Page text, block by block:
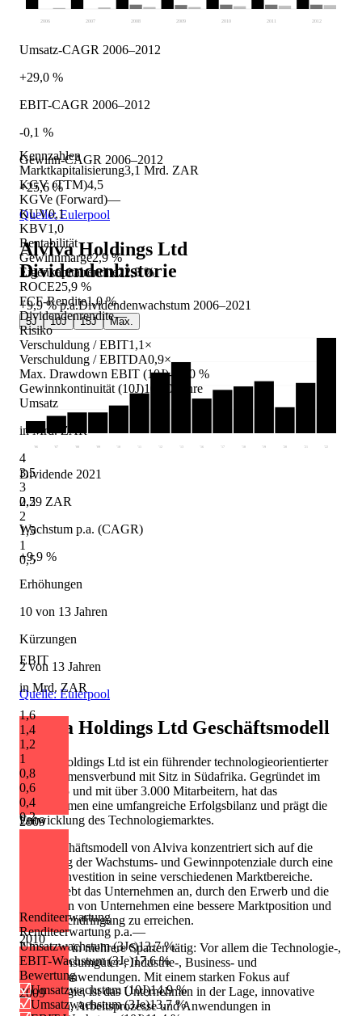
Kennzahlen
Marktkapitalisierung3,1 Mrd. ZAR
KGV (TTM)4,5
KGVe (Forward)—
KUV0,1
KBV1,0
Rentabilität
Gewinnmarge2,9 %
Eigenkapitalrendite22,8 %
ROCE25,9 %
FCF-Rendite1,0 %
Dividendenrendite—
Risiko
Verschuldung / EBIT1,1×
Verschuldung / EBITDA0,9×
Max. Drawdown EBIT (10J)-37,0 %
Gewinnkontinuität (10J)10/10 Jahre
Umsatz
in Mrd. ZAR
4
3,5
3
2,5
2
1,5
1
0,5
2009
2010
EBIT
in Mrd. ZAR
1,6
1,4
1,2
1
0,8
0,6
0,4
0,2
2009
Renditeerwartung
Renditeerwartung p.a.—
Umsatzwachstum (3Je)13,7 %
EBIT-Wachstum (3Je)17,6 %
Bewertung
Umsatzwachstum (10J)14,9 %
Umsatzwachstum (3Je)13,7 %
2006 2007 2008 2009 2010 2011 2012
Umsatz-CAGR 2006–2012
+29,0 %
EBIT-CAGR 2006–2012
-0,1 %
Gewinn-CAGR 2006–2012
+25,6 %
Quelle: Eulerpool
Alviva Holdings Ltd
Dividendenhistorie
+9,9 % p.a.Dividendenwachstum 2006–2021
5J 10J 15J Max.
'06 '07 '08 '09 '10 '12 '13 '16 '17 '18 '19 '20 '21 '22
Dividende 2021
0.29 ZAR
Wachstum p.a. (CAGR)
+9,9 %
Erhöhungen
10 von 13 Jahren
Kürzungen
2 von 13 Jahren
Quelle: Eulerpool
Alviva Holdings Ltd Geschäftsmodell
Alviva Holdings Ltd ist ein führender technologieorientierter
Unternehmensverbund mit Sitz in Südafrika. Gegründet im
Jahr 1985 und mit über 3.000 Mitarbeitern, hat das
Unternehmen eine umfangreiche Erfolgsbilanz und prägt die
Entwicklung des Technologiemarktes.
Das Geschäftsmodell von Alviva konzentriert sich auf die
Förderung der Wachstums- und Gewinnpotenziale durch eine
gezielte Investition in seine verschiedenen Marktbereiche.
Dabei strebt das Unternehmen an, durch den Erwerb und die
Integration von Unternehmen eine bessere Marktposition und
Marktdurchdringung zu erreichen.
Alviva ist in mehrere Sparten tätig: Vor allem die Technologie-,
ICT-, Konsumgüter-, Industrie-, Business- und
Softwareanwendungen. Mit einem starken Fokus auf
Technologie, ist das Unternehmen in der Lage, innovative
Lösungen, Arbeitsprozesse und Anwendungen in